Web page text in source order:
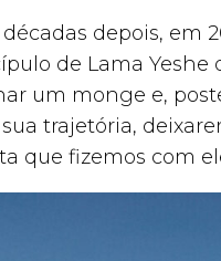
depois, em
de Lama
um monge e,
trajetória,
que fizemos com